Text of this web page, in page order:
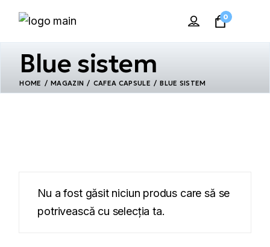
0
Blue sistem
HOME MAGAZIN CAFEA CAPSULE BLUE SISTEM
Nu a fost găsit niciun produs care să se
potrivească cu selecția ta.